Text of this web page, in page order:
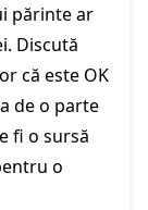
părinte ar
Discută
că este OK
de o parte
fi o sursă
o